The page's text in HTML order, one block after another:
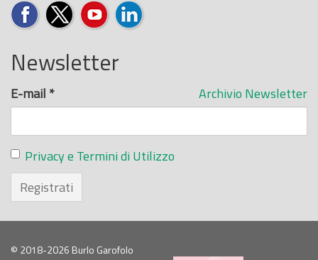
Newsletter
Archivio Newsletter
E-mail *
Privacy e Termini di Utilizzo
Registrati
© 2018-2026 Burlo Garofolo